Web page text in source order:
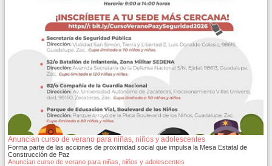
Anuncian curso de verano para niñas, niños y adolescentes
Forma parte de las acciones de proximidad social que impulsa la Mesa Estatal de
Construcción de Paz
Anuncian curso de verano para niñas, niños y adolescentes